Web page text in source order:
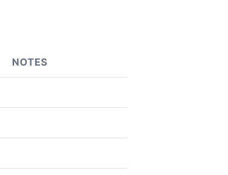
NOTES